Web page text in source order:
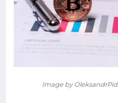
Image by